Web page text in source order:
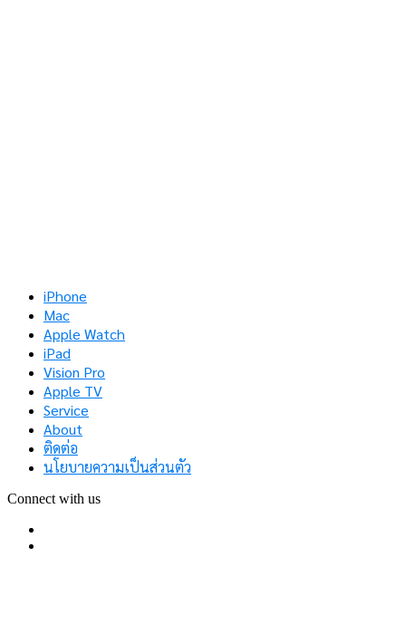
iPhone
Mac
Apple Watch
iPad
Vision Pro
Apple TV
Service
About
ติดต่อ
นโยบายความเป็นส่วนตัว
Connect with us